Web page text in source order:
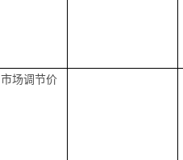
市场调节价